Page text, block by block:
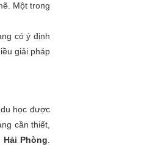
Một trong
có ý định
giải pháp
học được
cần thiết,
Phòng